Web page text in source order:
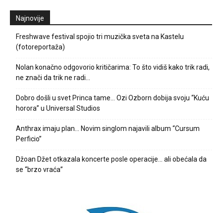
Najnovije
Freshwave festival spojio tri muzička sveta na Kastelu
(fotoreportaža)
Nolan konačno odgovorio kritičarima: To što vidiš kako trik radi,
ne znači da trik ne radi…
Dobro došli u svet Princa tame… Ozi Ozborn dobija svoju “Kuću
horora” u Universal Studios
Anthrax imaju plan… Novim singlom najavili album “Cursum
Perficio”
Džoan Džet otkazala koncerte posle operacije… ali obećala da
se “brzo vraća”